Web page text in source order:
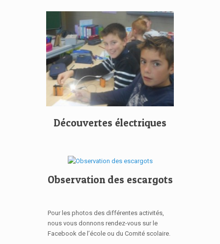
Découvertes électriques
Observation des escargots
Pour les photos des différentes activités,
nous vous donnons rendez-vous sur le
Facebook de l’école ou du Comité scolaire.